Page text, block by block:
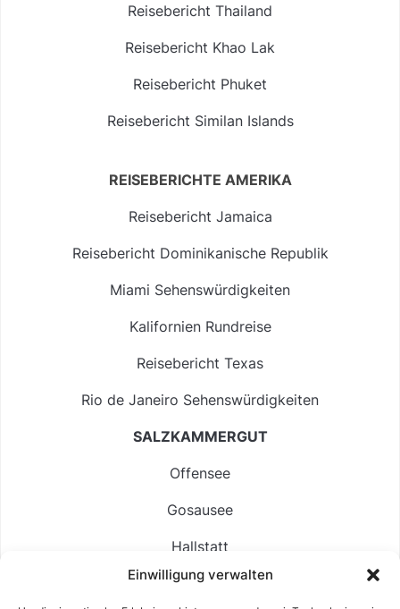
Einwilligung verwalten
Reisebericht Thailand
Reisebericht Khao Lak
Reisebericht Phuket
Reisebericht Similan Islands
REISEBERICHTE AMERIKA
Reisebericht Jamaica
Reisebericht Dominikanische Republik
Miami Sehenswürdigkeiten
Kalifornien Rundreise
Reisebericht Texas
Rio de Janeiro Sehenswürdigkeiten
SALZKAMMERGUT
Offensee
Gosausee
Hallstatt
Langbathsee